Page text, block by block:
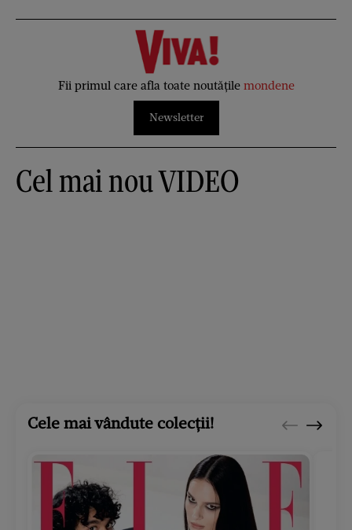
Fii primul care afla toate noutățile mondene
Newsletter
Cel mai nou VIDEO
Cele mai vândute colecții!